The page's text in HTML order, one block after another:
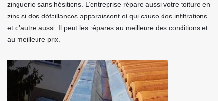
zinguerie sans hésitions. L’entreprise répare aussi votre toiture en
zinc si des défaillances apparaissent et qui cause des infiltrations
et d’autre aussi. Il peut les réparés au meilleure des conditions et
au meilleure prix.